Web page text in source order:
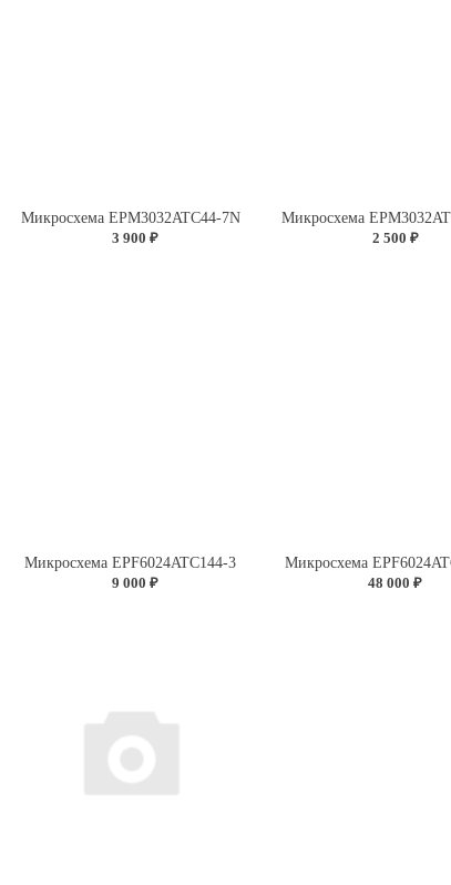
Микросхема EPM3032ATC44-7N
3 900 ₽
Микросхема
2 500 ₽
Микросхема EPF6024ATC144-3
9 000 ₽
Микросхема
48 000 ₽